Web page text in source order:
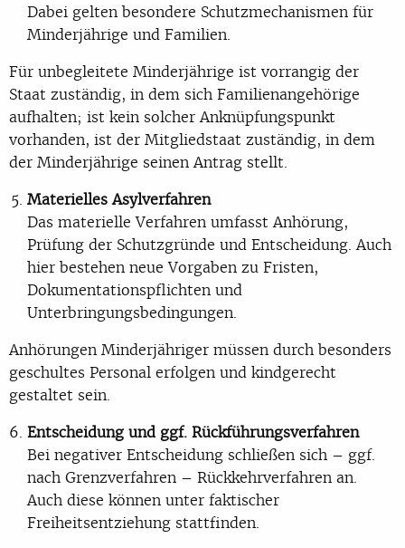
Dabei gelten besondere Schutzmechanismen für
Minderjährige und Familien.
Für unbegleitete Minderjährige ist vorrangig der
Staat zuständig, in dem sich Familienangehörige
aufhalten; ist kein solcher Anknüpfungspunkt
vorhanden, ist der Mitgliedstaat zuständig, in dem
der Minderjährige seinen Antrag stellt.
Materielles Asylverfahren
Das materielle Verfahren umfasst Anhörung,
Prüfung der Schutzgründe und Entscheidung. Auch
hier bestehen neue Vorgaben zu Fristen,
Dokumentationspflichten und
Unterbringungsbedingungen.
Anhörungen Minderjähriger müssen durch besonders
geschultes Personal erfolgen und kindgerecht
gestaltet sein.
Entscheidung und ggf. Rückführungsverfahren
Bei negativer Entscheidung schließen sich – ggf.
nach Grenzverfahren – Rückkehrverfahren an.
Auch diese können unter faktischer
Freiheitsentziehung stattfinden.